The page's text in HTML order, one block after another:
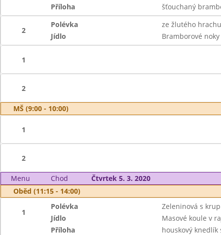
Příloha
šťouchaný
2
Polévka
ze žlutého
Jídlo
Bramborové
1
2
MŠ (9:00 - 10:00)
1
2
Menu Chod
Čtvrtek 5. 3. 2020
Oběd (11:15 - 14:00)
1
Polévka
Zeleninová s
Jídlo
Masové koule v
Příloha
houskový knedlík